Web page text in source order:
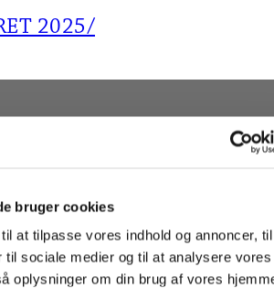
bruger cookies
at tilpasse vores indhold og annoncer,
til sociale medier og til at analysere vores
oplysninger om din brug af vores
2025/
POSTEVAND?